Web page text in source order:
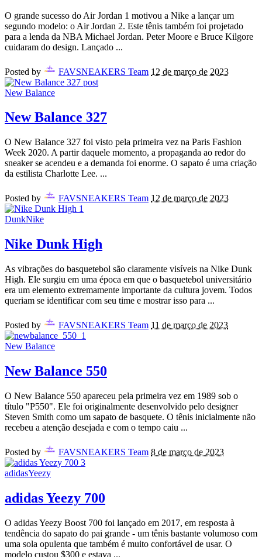
O grande sucesso do Air Jordan 1 motivou a Nike a lançar um
segundo modelo: o Air Jordan 2. Este tênis também foi projetado
para a lenda da NBA Michael Jordan. Peter Moore e Bruce Kilgore
cuidaram do design. Lançado ...
Posted by FAVSNEAKERS Team 12 de março de 2023
New Balance
New Balance 327
O New Balance 327 foi visto pela primeira vez na Paris Fashion
Week 2020. A partir daquele momento, a propaganda ao redor do
sneaker se acendeu e a demanda foi enorme. O sapato é uma criação
da estilista Charlotte Lee. ...
Posted by FAVSNEAKERS Team 12 de março de 2023
DunkNike
Nike Dunk High
As vibrações do basquetebol são claramente visíveis na Nike Dunk
High. Ele surgiu em uma época em que o basquetebol universitário
era um elemento extremamente importante da cultura jovem. Todos
queriam se identificar com seu time e mostrar isso para ...
Posted by FAVSNEAKERS Team 11 de março de 2023
New Balance
New Balance 550
O New Balance 550 apareceu pela primeira vez em 1989 sob o
título "P550". Ele foi originalmente desenvolvido pelo designer
Steven Smith como um sapato de basquete. O tênis inicialmente não
recebeu a atenção desejada e com o tempo caiu ...
Posted by FAVSNEAKERS Team 8 de março de 2023
adidasYeezy
adidas Yeezy 700
O adidas Yeezy Boost 700 foi lançado em 2017, em resposta à
tendência do sapato do pai grande - um tênis bastante volumoso com
uma sola opulenta que também é muito confortável de usar. O
modelo custou $300 e estava ...